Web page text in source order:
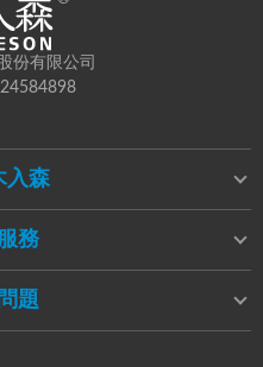
份有限公司
入森
務
題